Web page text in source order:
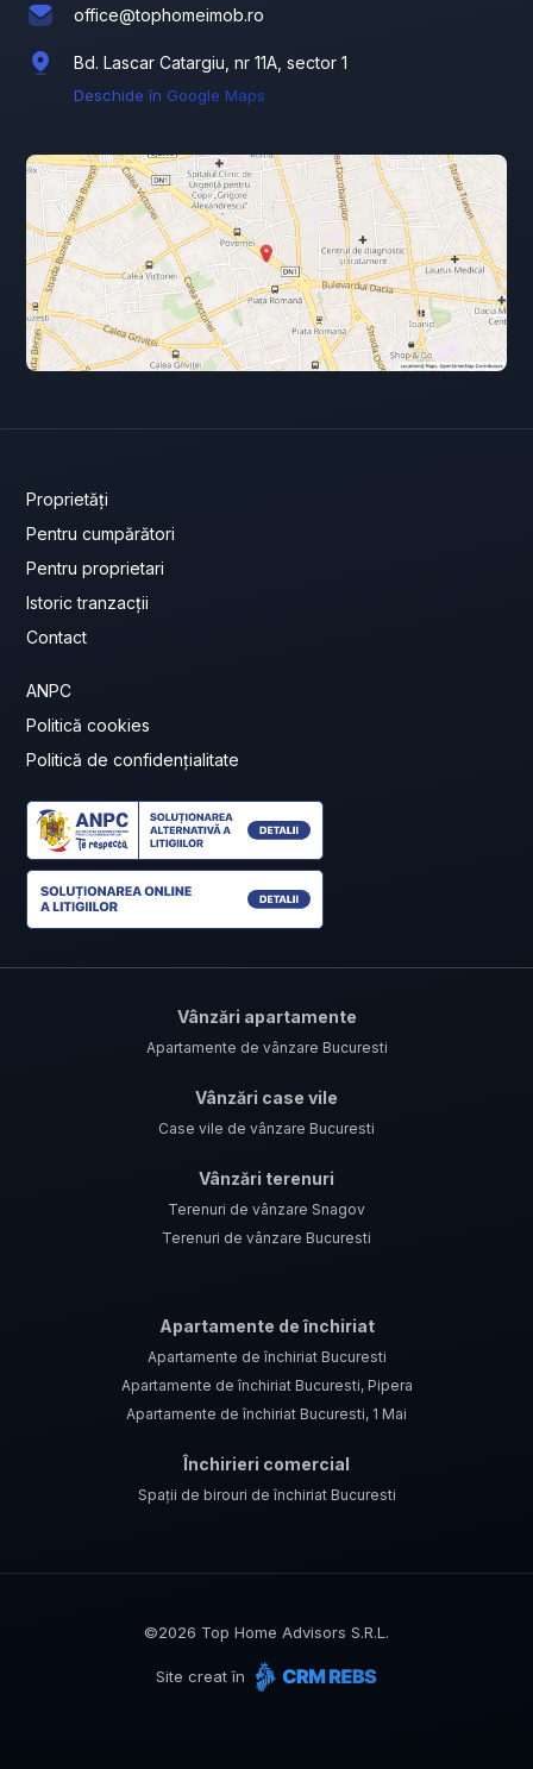
office@tophomeimob.ro
Bd. Lascar Catargiu, nr 11A, sector 1
Deschide în Google Maps
Proprietăți
Pentru cumpărători
Pentru proprietari
Istoric tranzacții
Contact
ANPC
Politică cookies
Politică de confidențialitate
Vânzări apartamente
Apartamente de vânzare Bucuresti
Vânzări case vile
Case vile de vânzare Bucuresti
Vânzări terenuri
Terenuri de vânzare Snagov
Terenuri de vânzare Bucuresti
Apartamente de închiriat
Apartamente de închiriat Bucuresti
Apartamente de închiriat Bucuresti, Pipera
Apartamente de închiriat Bucuresti, 1 Mai
Închirieri comercial
Spații de birouri de închiriat Bucuresti
©2026 Top Home Advisors S.R.L.
Site creat în